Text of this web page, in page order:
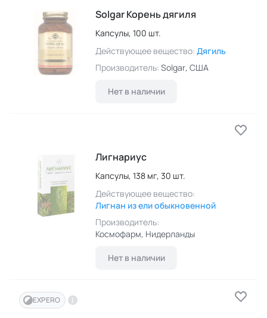
Solgar Корень дягиля
Капсулы, 100 шт.
Действующее вещество: Дягиль
Производитель: Solgar, США
Нет в наличии
Лигнариус
Капсулы, 138 мг, 30 шт.
Действующее вещество:
Лигнан из ели обыкновенной
Производитель:
Космофарм, Нидерланды
Нет в наличии
EXPERO